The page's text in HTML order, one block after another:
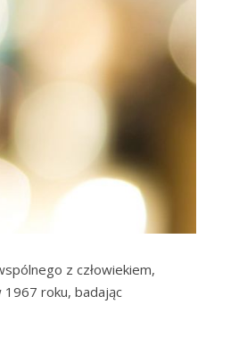
z człowiekiem,
1967 roku, badając